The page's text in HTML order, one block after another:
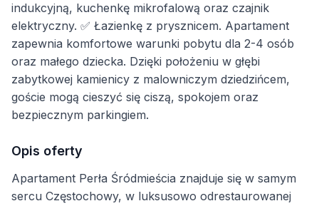
indukcyjną, kuchenkę mikrofalową oraz czajnik
elektryczny. ✅ Łazienkę z prysznicem. Apartament
zapewnia komfortowe warunki pobytu dla 2-4 osób
oraz małego dziecka. Dzięki położeniu w głębi
zabytkowej kamienicy z malowniczym dziedzińcem,
goście mogą cieszyć się ciszą, spokojem oraz
bezpiecznym parkingiem.
Opis oferty
Apartament Perła Śródmieścia znajduje się w samym
sercu Częstochowy, w luksusowo odrestaurowanej